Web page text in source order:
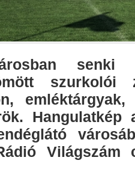
senki
Hangulatkép
Világszám